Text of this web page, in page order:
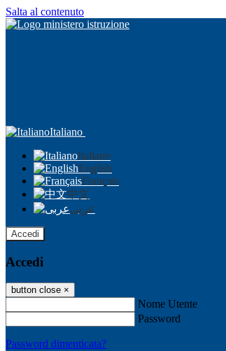
Salta al contenuto
Italiano
Italiano
English
Français
中文
عربى
Accedi
Accedi
button close ×
Nome Utente
Password
Password dimenticata?